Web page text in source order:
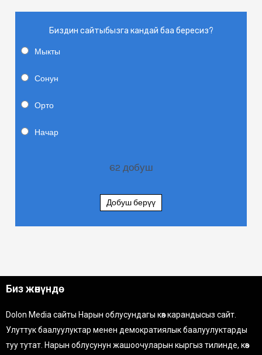
Биздин сайтыбызга кандай баа бересиз?
Мыкты
Сонун
Орто
Начар
62 добуш
Добуш берүү
Биз жөнүндө
Dolon Media сайты Нарын облусундагы көз карандысыз сайт.
Улуттук баалуулуктар менен демократиялык баалуулуктарды
туу тутат. Нарын облусунун жашоочуларын кыргыз тилинде, көз